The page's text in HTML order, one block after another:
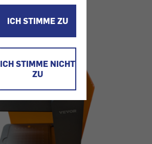
ICH STIMME ZU
ICH STIMME NICHT
ZU